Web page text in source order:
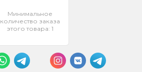
Минимальное
количество заказа
этого товара: 1